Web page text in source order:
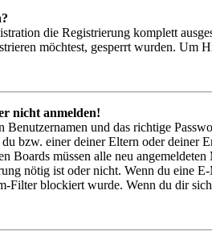
die Registrierung komplett
möchtest, gesperrt wurden. Um
nicht anmelden!
und das richtige
du bzw. einer deiner Eltern oder
Boards müssen alle neu
nötig ist oder nicht. Wenn du eine
Filter blockiert wurde. Wenn du dir